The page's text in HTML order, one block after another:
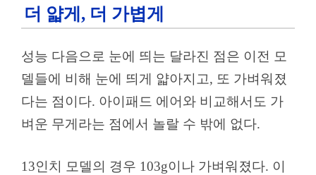
더 얇게, 더 가볍게
성능 다음으로 눈에 띄는 달라진 점은 이전 모
델들에 비해 눈에 띄게 얇아지고, 또 가벼워졌
다는 점이다. 아이패드 에어와 비교해서도 가
벼운 무게라는 점에서 놀랄 수 밖에 없다.
13인치 모델의 경우 103g이나 가벼워졌다. 이